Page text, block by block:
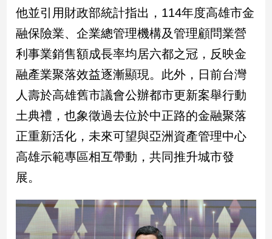
室
內
設
計
旅
遊/
美
食
星
座/
命
理
消
康/
親
他並引用財政部統計指出，114年度高雄市金
融保險業、企業總管理機構及管理顧問業營
利事業銷售額成長率均居六都之冠，反映金
融產業聚落效益逐漸顯現。此外，日前台灣
人壽於高雄舊市議會公辦都市更新案舉行動
土典禮，也象徵過去位於中正路的金融聚落
正重新活化，未來可望與亞洲資產管理中心
高雄示範專區相互帶動，共同推升城市發
展。